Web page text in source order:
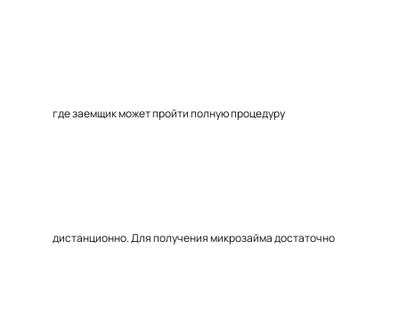
где заемщик может пройти полную процедуру
дистанционно. Для получения микрозайма достаточно